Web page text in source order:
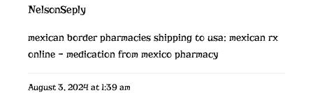
NelsonSeply
mexican border pharmacies shipping to usa: mexican rx
online – medication from mexico pharmacy
August 3, 2024 at 1:39 am